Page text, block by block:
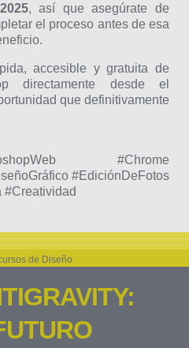
, así que asegúrate de
el proceso antes de esa
accesible y gratuita de
directamente desde el
que definitivamente
#Chrome
#EdiciónDeFotos
#Creatividad
de Diseño